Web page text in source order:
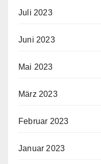
Juli 2023
Juni 2023
Mai 2023
März 2023
Februar 2023
Januar 2023